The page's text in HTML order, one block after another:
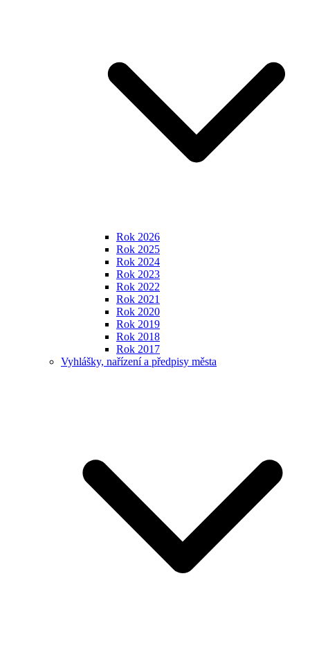
Rok 2026
Rok 2025
Rok 2024
Rok 2023
Rok 2022
Rok 2021
Rok 2020
Rok 2019
Rok 2018
Rok 2017
Vyhlášky, nařízení a předpisy města